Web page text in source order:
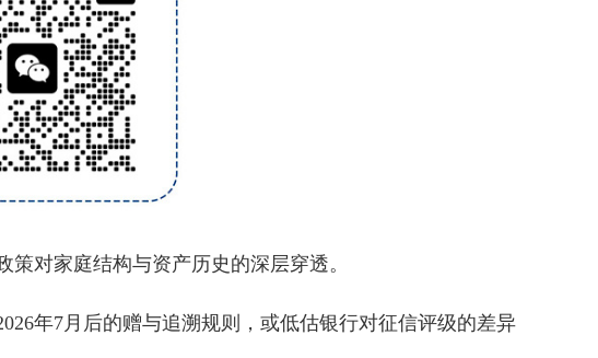
对家庭结构与资产历史的深层穿透。
年7月后的赠与追溯规则，或低估银行对征信评级的差异